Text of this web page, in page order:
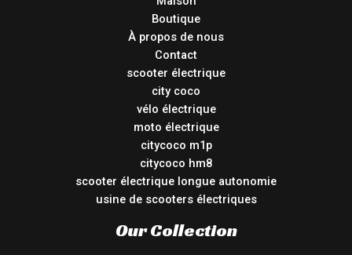
Boutique
À propos de nous
Contact
scooter électrique
city coco
vélo électrique
moto électrique
citycoco m1p
citycoco hm8
scooter électrique longue autonomie
usine de scooters électriques
Our Collection